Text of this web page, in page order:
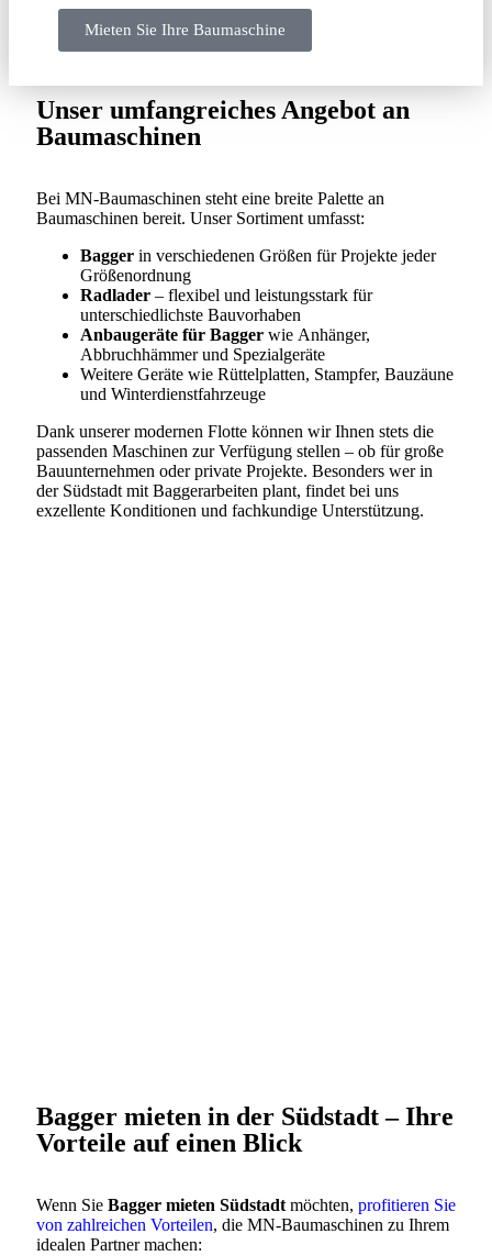
Mieten Sie Ihre Baumaschine
Unser umfangreiches Angebot an
Baumaschinen
Bei MN-Baumaschinen steht eine breite Palette an
Baumaschinen bereit. Unser Sortiment umfasst:
Bagger in verschiedenen Größen für Projekte jeder
Größenordnung
Radlader – flexibel und leistungsstark für
unterschiedlichste Bauvorhaben
Anbaugeräte für Bagger wie Anhänger,
Abbruchhämmer und Spezialgeräte
Weitere Geräte wie Rüttelplatten, Stampfer, Bauzäune
und Winterdienstfahrzeuge
Dank unserer modernen Flotte können wir Ihnen stets die
passenden Maschinen zur Verfügung stellen – ob für große
Bauunternehmen oder private Projekte. Besonders wer in
der Südstadt mit Baggerarbeiten plant, findet bei uns
exzellente Konditionen und fachkundige Unterstützung.
Bagger mieten in der Südstadt – Ihre
Vorteile auf einen Blick
Wenn Sie Bagger mieten Südstadt möchten, profitieren Sie
von zahlreichen Vorteilen, die MN-Baumaschinen zu Ihrem
idealen Partner machen: